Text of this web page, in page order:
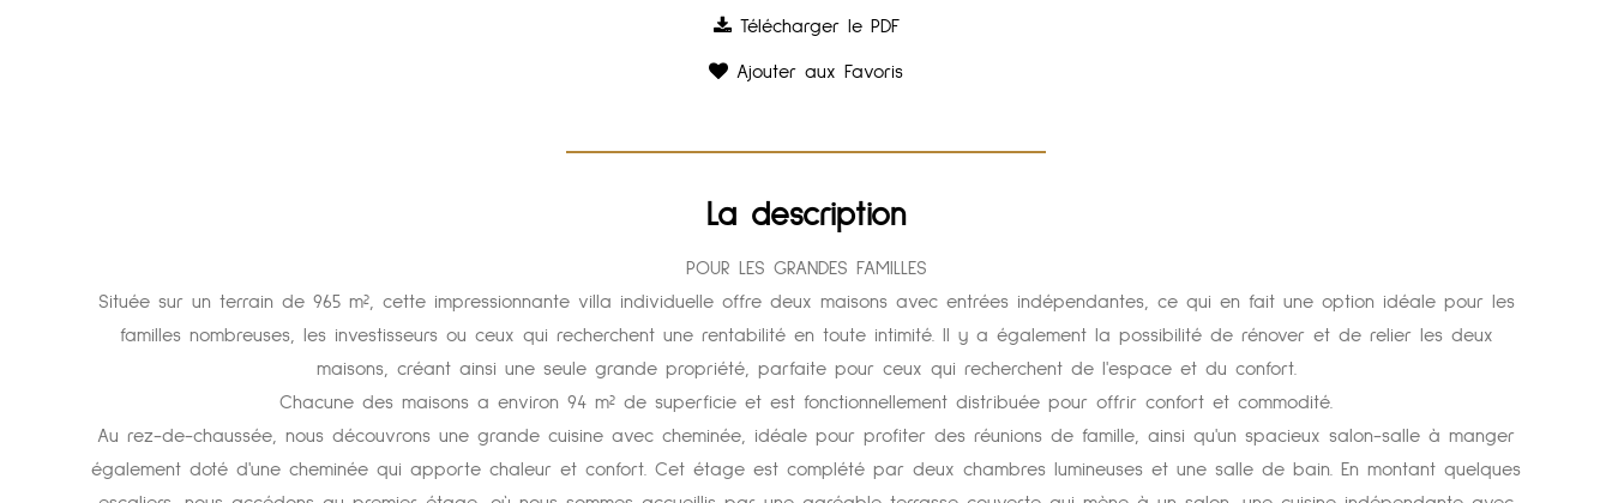
Télécharger le PDF
Ajouter aux Favoris
La description
POUR LES GRANDES FAMILLES
Située sur un terrain de 965 m², cette impressionnante villa individuelle offre deux maisons avec entrées indépendantes, ce qui en fait une option idéale pour les
familles nombreuses, les investisseurs ou ceux qui recherchent une rentabilité en toute intimité. Il y a également la possibilité de rénover et de relier les deux
maisons, créant ainsi une seule grande propriété, parfaite pour ceux qui recherchent de l'espace et du confort.
Chacune des maisons a environ 94 m² de superficie et est fonctionnellement distribuée pour offrir confort et commodité.
Au rez-de-chaussée, nous découvrons une grande cuisine avec cheminée, idéale pour profiter des réunions de famille, ainsi qu'un spacieux salon-salle à manger
également doté d'une cheminée qui apporte chaleur et confort. Cet étage est complété par deux chambres lumineuses et une salle de bain. En montant quelques